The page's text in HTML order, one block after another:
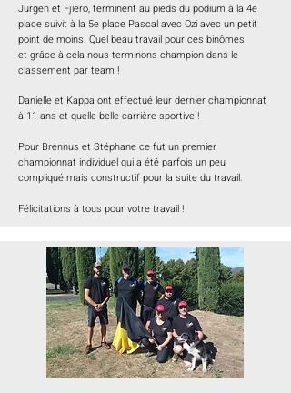
Jürgen et Fjiero, terminent au pieds du podium à la 4e
place suivit à la 5e place Pascal avec Ozi avec un petit
point de moins. Quel beau travail pour ces binômes
et grâceà cela nous terminons champion dans le
classement par team !
Danielle et Kappa ont effectué leur dernier championnat
à 11 ans et quelle belle carrière sportive !
Pour Brennus et Stéphane ce fut un premier
championnat individuel qui a été parfois un peu
compliqué mais constructif pour la suite du travail.
Félicitations à tous pour votre travail !